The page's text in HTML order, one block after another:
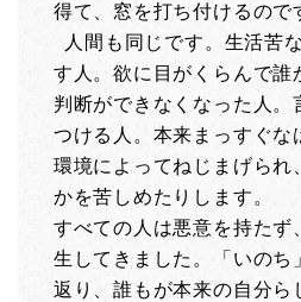
得て、窓を打ち付けるので
人間も同じです。生活苦
す人。欲に目がくらんで誰
判断ができなくなった人。
つける人。本来まっすぐな
環境によってねじまげられ
かを苦しめたりします。
すべての人は悪意を持たず
生してきました。「いのち
返り、誰もが本来の自分ら